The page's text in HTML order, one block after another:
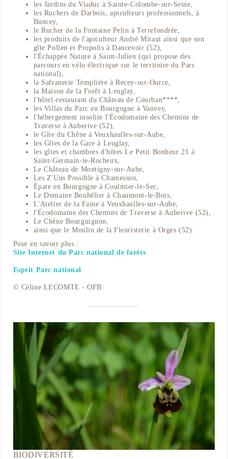
les Jardins du Viaduc à Sainte-Colombe-sur-Seine,
les Ruchers de Darbois, apiculteurs professionnels, à
Buncey,
le Rucher de la Fontaine Pelin à Terrefondrée,
les produits de l'apiculteur André Mitaut ainsi que son
gîte Pollen et Propolis à Dancevoir (52),
l'Échappée Nature à Saint-Julien (qui propose des
parcours en vélo électrique sur le territoire du Parc
national),
la Safranerie Templière à Recey-sur-Ource,
la Maison de la Forêt à Leuglay,
l'hôtel-restaurant du Château de Courban****,
les Villas du Parc en Bourgogne à Vanvey,
l'hébergement insolite l'Écodomaine des Chemins de
Traverse à Auberive (52),
le Gîte du Chêne à Veuxhaulles-sur-Aube,
les Gîtes de la Gare à Leuglay,
les gîtes et chambres d'hôtes Le Petit Bonheur 21 à
Saint-Germain-le-Rocheux,
Le Château de Montigny-sur-Aube,
Les Z'Uns Possible à Chamesson,
Épate en Bourgogne à Coulmier-le-Sec,
Le Domaine Bouhélier à Chaumont-le-Bois,
L'Atelier de la Faine à Veuxhaulles-sur-Aube,
l'Écodomaine des Chemins de Traverse à Auberive (52),
Le Chêne Bourguignon,
ainsi que le Moulin de la Fleuristerie à Orges (52).
Pour en savoir plus :
Site Internet du Parc national de forêts
Esprit Parc national
© Céline LECOMTE - OFB
BIODIVERSITÉ